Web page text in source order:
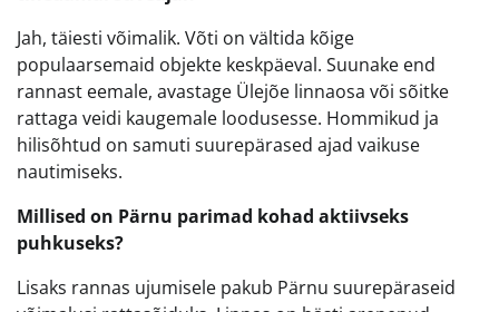
Jah, täiesti võimalik. Võti on vältida kõige
populaarsemaid objekte keskpäeval. Suunake end
rannast eemale, avastage Ülejõe linnaosa või sõitke
rattaga veidi kaugemale loodusesse. Hommikud ja
hilisõhtud on samuti suurepärased ajad vaikuse
nautimiseks.
Millised on Pärnu parimad kohad aktiivseks
puhkuseks?
Lisaks rannas ujumisele pakub Pärnu suurepäraseid